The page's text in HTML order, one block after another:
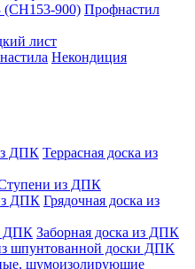
Профнастил
лист
Некондиция
Террасная доска из
из ДПК
Грядочная доска из
Заборная доска из ДПК
шпунтованной доски ДПК
шумоизолирующие